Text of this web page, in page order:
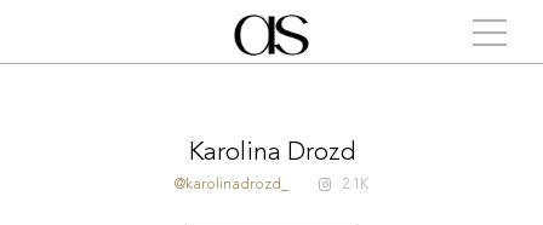
Karolina Drozd
@karolinadrozd_ 2.1K